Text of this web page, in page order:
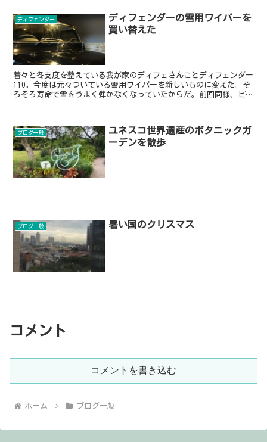
ディフェンダー
ディフェンダーの雪用ワイパーを
買い替えた
着々と冬支度を整えている我が家のディフェさんことディフェンダー
110。今度は元々ついている雪用ワイパーを新しいものに変えた。そ
ろそろ寿命で雪をうまく弾かなくなっていたからだ。前回同様、ピア
ブログ一般
ユネスコ世界遺産のボタニックガ
ーデンを散歩
ブログ一般 暑い国のクリスマス
コメント
コメントを書き込む
ホーム ブログ一般